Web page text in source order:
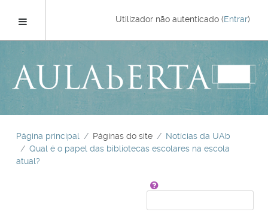
conteúdo
principal
Utilizador não autenticado (Entrar)
Página principal Páginas do site
Notícias da UAb
Qual é o papel das bibliotecas escolares na escola
atual?